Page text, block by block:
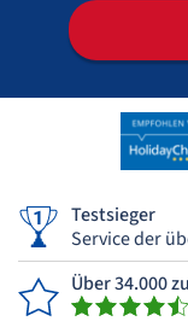
Testsieger
Service der
Über 34.000